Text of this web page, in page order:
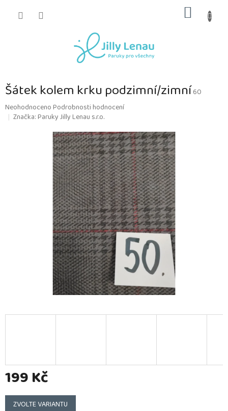
KOŠÍK
Šátek kolem krku podzimní/zimní60
Průměrné
hodnocení
NeohodnocenoPodrobnosti hodnocení
Značka:Paruky Jilly Lenau s.r.o.
199 Kč
Měrná
cena:
ZVOLTE VARIANTU